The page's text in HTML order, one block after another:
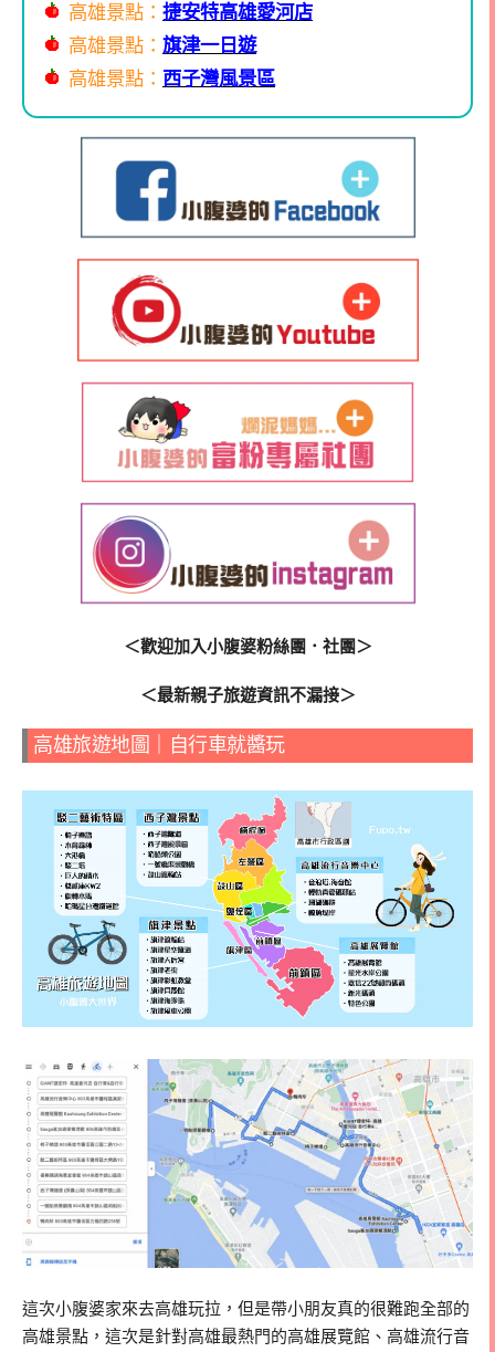
高雄景點： 捷安特高雄愛河店
高雄景點： 旗津一日遊
高雄景點： 西子灣風景區
＜歡迎加入小腹婆粉絲團．社團＞
＜最新親子旅遊資訊不漏接＞
高雄旅遊地圖｜自行車就醬玩
這次小腹婆家來去高雄玩拉，但是帶小朋友真的很難跑全部的
高雄景點，這次是針對高雄最熱門的高雄展覽館、高雄流行音